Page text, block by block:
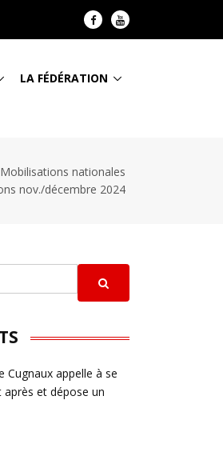
LA FÉDÉRATION
Mobilisations nationales
nov./décembre 2024
Cugnaux appelle à se
après et dépose un